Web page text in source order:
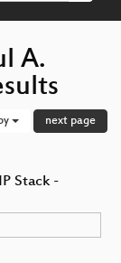
A.
next page
Stack -